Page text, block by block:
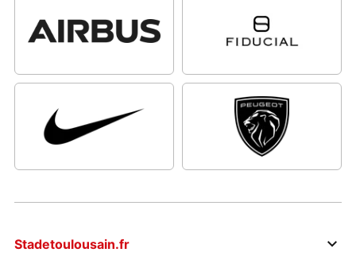
Stadetoulousain.fr